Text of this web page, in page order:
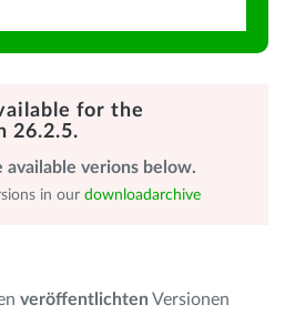
for the
26.2.5.
available verions below.
in our downloadarchive
veröffentlichten Versionen